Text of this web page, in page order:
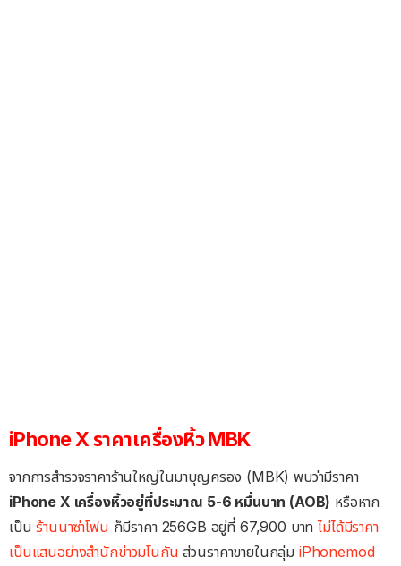
iPhone X ราคาเครื่องหิ้ว MBK
จากการสำรวจราคาร้านใหญ่ในมาบุญครอง (MBK) พบว่ามีราคา
iPhone X เครื่องหิ้วอยู่ที่ประมาณ 5-6 หมื่นบาท (AOB) หรือหาก
เป็นร้านนาซ่าโฟน ก็มีราคา 256GB อยู่ที่ 67,900 บาทไม่ได้มีราคา
เป็นแสนอย่างสำนักข่าวมโนกัน ส่วนราคาขายในกลุ่ม iPhonemod